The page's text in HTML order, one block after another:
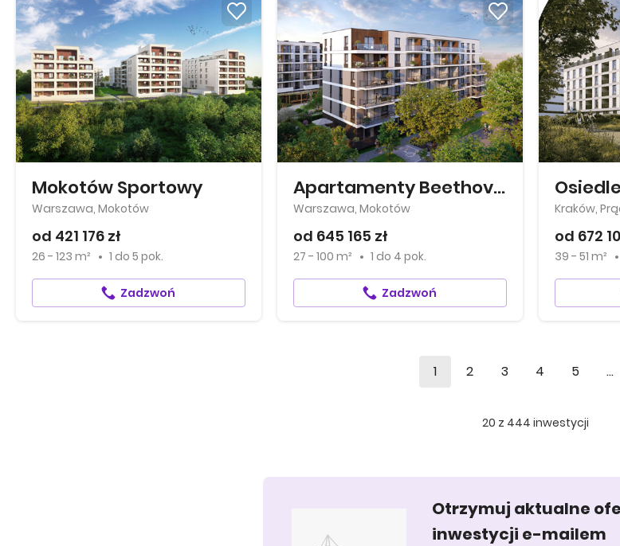
Mokotów Sportowy
Warszawa, Mokotów
od 421 176 zł
26 - 123 m² 1 do 5 pok.
Zadzwoń
Apartamenty Beethovena
Warszawa, Mokotów
od 645 165 zł
27 - 100 m² 1 do 4 pok.
Zadzwoń
Kraków,
od 672
39 - 51 m²
1 2 3 4 5 ...
20 z 444 inwestycji
Otrzymuj aktualne
inwestycji e-mailem